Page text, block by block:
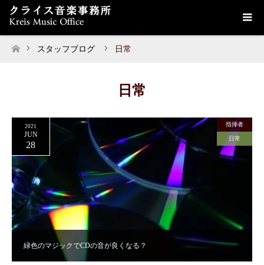
スタッフブログ 日常
日常
緑色のマジックでCDの音が良くなる？
2021
JUN
28
指揮者
日常